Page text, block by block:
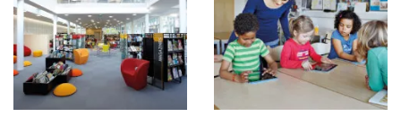
Aide
Accueil
Famille